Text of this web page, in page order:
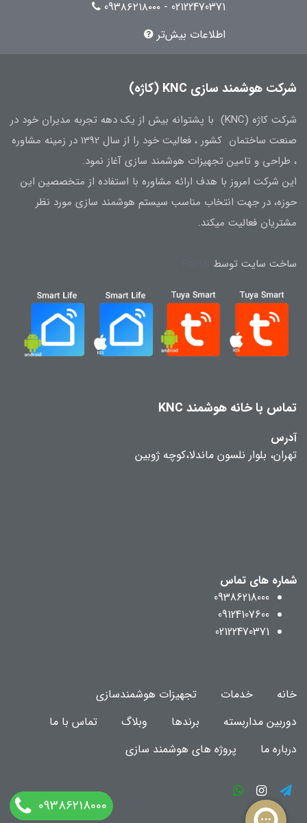
02122470371 - 09۳۸۶۲۱۸۰۰۰
اطلاعات بیش‌تر
شرکت هوشمند سازی KNC (کاژه)
شرکت کاژه (KNC) با پشتوانه بیش از یک دهه تجربه مدیران خود در
صنعت ساختمان کشور ، فعالیت خود را از سال 1392 در زمینه مشاوره
، طراحی و تامین تجهیزات هوشمند سازی آغاز نمود.
این شرکت امروز با هدف ارائه مشاوره با استفاده از متخصصین این
حوزه، در جهت انتخاب مناسب سیستم هوشمند سازی مورد نظر
مشتریان فعالیت میکند.
ساخت سایت توسط
تماس با خانه هوشمند KNC
آدرس
تهران، بلوار نلسون ماندلا،کوچه ژوبین
شماره های تماس
09386218000
09124107600
02122470371
خانه خدمات
تجهیزات هوشمندسازی
دوربین مداربسته
برندها وبلاگ
تماس با ما
درباره ما
پروژه های هوشمند سازی
09386218000